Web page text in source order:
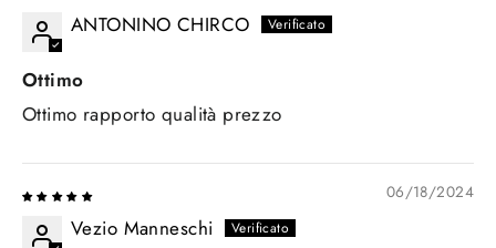
ANTONINO CHIRCO
Ottimo
Ottimo rapporto qualità prezzo
06/18/2024
Vezio Manneschi